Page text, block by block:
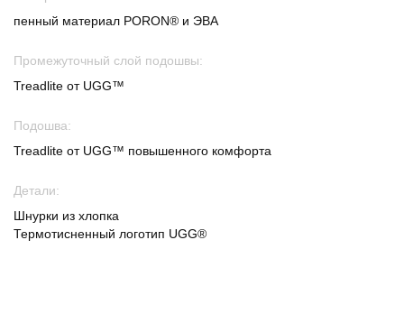
пенный материал PORON® и ЭВА
Промежуточный слой подошвы:
Treadlite от UGG™
Подошва:
Treadlite от UGG™ повышенного комфорта
Детали:
Шнурки из хлопка
Термотисненный логотип UGG®